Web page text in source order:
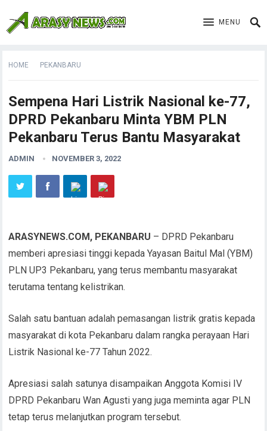
MENU
HOME PEKANBARU
Sempena Hari Listrik Nasional ke-77,
DPRD Pekanbaru Minta YBM PLN
Pekanbaru Terus Bantu Masyarakat
ADMIN NOVEMBER 3, 2022
ARASYNEWS.COM, PEKANBARU – DPRD Pekanbaru
memberi apresiasi tinggi kepada Yayasan Baitul Mal (YBM)
PLN UP3 Pekanbaru, yang terus membantu masyarakat
terutama tentang kelistrikan.
Salah satu bantuan adalah pemasangan listrik gratis kepada
masyarakat di kota Pekanbaru dalam rangka perayaan Hari
Listrik Nasional ke-77 Tahun 2022.
Apresiasi salah satunya disampaikan Anggota Komisi IV
DPRD Pekanbaru Wan Agusti yang juga meminta agar PLN
tetap terus melanjutkan program tersebut.